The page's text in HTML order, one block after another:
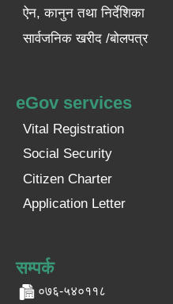
ऐन, कानुन तथा निर्देशिका
सार्वजनिक खरीद /बोलपत्र
eGov services
Vital Registration
Social Security
Citizen Charter
Application Letter
सम्पर्क
०७६-५४०११८